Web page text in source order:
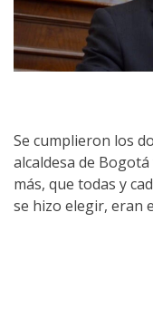
Se cumplieron los
alcaldesa de
más, que todas y
se hizo elegir, eran